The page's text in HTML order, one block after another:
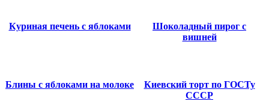
Куриная печень с яблоками
Шоколадный пирог с
вишней
Блины с яблоками на молоке
Киевский торт по ГОСТу
СССР